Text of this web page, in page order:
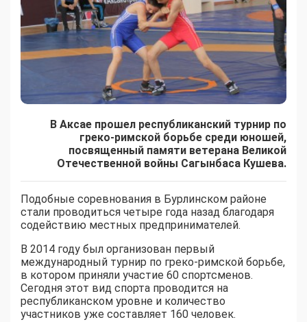
В Аксае прошел республиканский турнир по
греко-римской борьбе среди юношей,
посвященный памяти ветерана Великой
Отечественной войны Сагынбаса Кушева.
Подобные соревнования в Бурлинском районе
стали проводиться четыре года назад благодаря
содействию местных предпринимателей.
В 2014 году был организован первый
международный турнир по греко-римской борьбе,
в котором приняли участие 60 спортсменов.
Сегодня этот вид спорта проводится на
республиканском уровне и количество
участников уже составляет 160 человек.